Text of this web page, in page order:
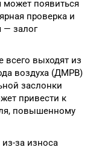
может появиться
проверка и
— залог
всего выходят из
воздуха (ДМРВ)
заслонки
привести к
повышенному
за износа